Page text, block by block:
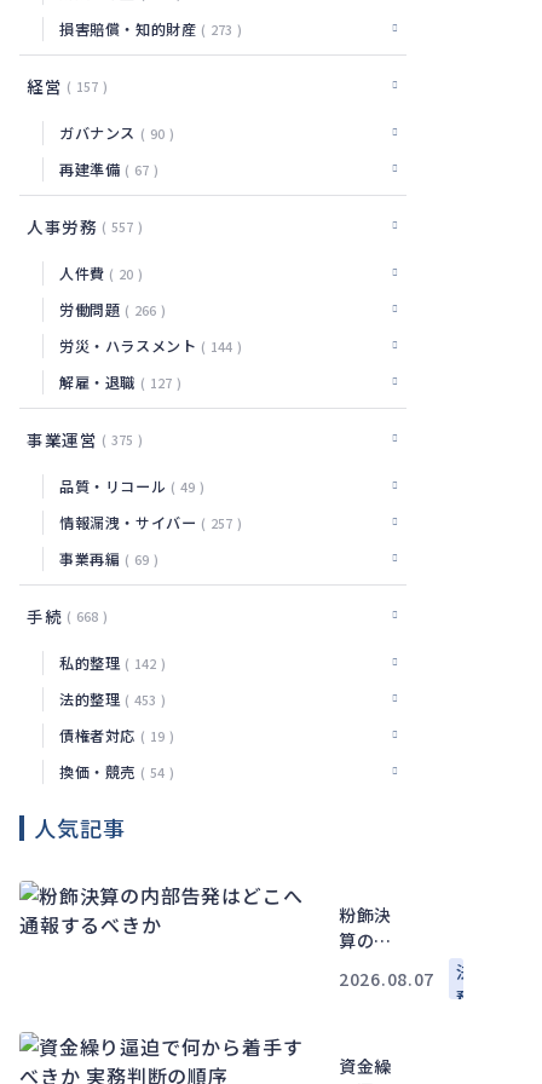
損害賠償・知的財産 273
経営 157
ガバナンス 90
再建準備 67
人事労務 557
人件費 20
労働問題 266
労災・ハラスメント 144
解雇・退職 127
事業運営 375
品質・リコール 49
情報漏洩・サイバー 257
事業再編 69
手続 668
私的整理 142
法的整理 453
債権者対応 19
換価・競売 54
人気記事
粉飾決
算の内
はどこ
きか
2026.08.07
法
務
資金繰